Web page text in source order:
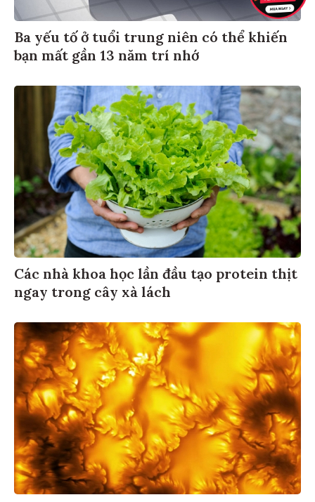
Ba yếu tố ở tuổi trung niên có thể khiến
bạn mất gần 13 năm trí nhớ
Các nhà khoa học lần đầu tạo protein thịt
ngay trong cây xà lách